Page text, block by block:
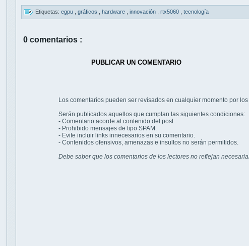
Etiquetas: egpu gráficos hardware innovación rtx5060 tecnología
0 comentarios :
PUBLICAR UN COMENTARIO
Los comentarios pueden ser revisados en cualquier momento por
Serán publicados aquellos que cumplan las siguientes condiciones:
- Comentario acorde al contenido del post.
- Prohibido mensajes de tipo SPAM.
- Evite incluir links innecesarios en su comentario.
- Contenidos ofensivos, amenazas e insultos no serán permitidos.
Debe saber que los comentarios de los lectores no reflejan